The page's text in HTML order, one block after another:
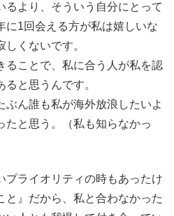
るより、そういう自分にとって
に1回会える方が私は嬉しいな
くないです。
ることで、私に合う人が私を認
と思うんです。
ぶん誰も私が海外放浪したいよ
たと思う。（私も知らなかっ
プライオリティの時もあったけ
と』だから、私と合わなかった